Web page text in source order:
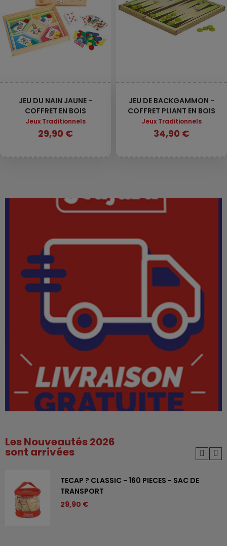
JEU DU NAIN JAUNE -
COFFRET EN BOIS
Jeux Traditionnels
29,90 €
JEU DE BACKGAMMON -
COFFRET PLIANT EN BOIS
Jeux Traditionnels
34,90 €
Les Nouveautés 2026
sont arrivées
TECAP ? CLASSIC - 160 PIECES - SAC DE
TRANSPORT
29,90 €